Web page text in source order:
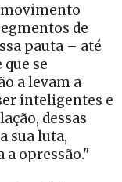
movimento
de
pauta – até
se
a levam a
inteligentes e
dessas
sua luta,
a opressão."